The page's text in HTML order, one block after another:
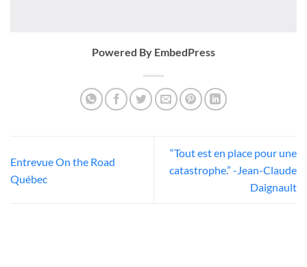
Powered By EmbedPress
Entrevue On the Road
Québec
“Tout est en place pour une
catastrophe.” -Jean-Claude
Daignault